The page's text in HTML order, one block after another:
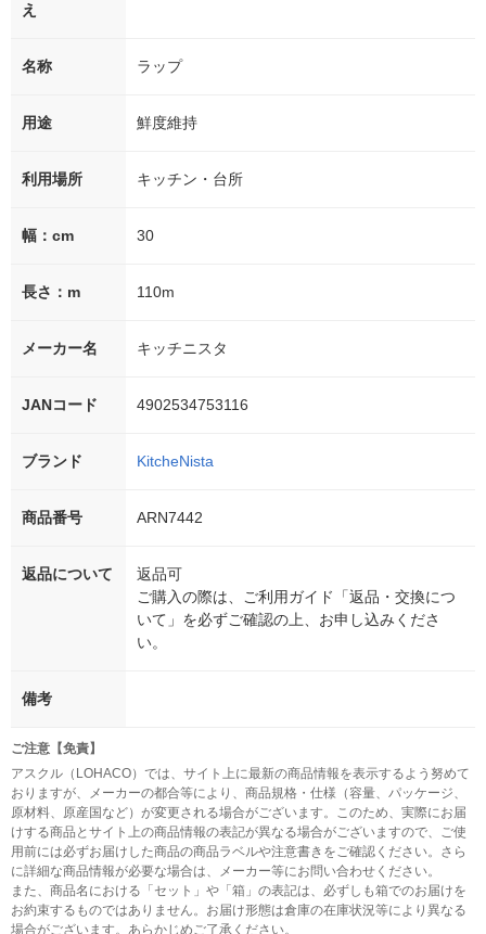
え
名称 ラップ
用途 鮮度維持
利用場所 キッチン・台所
幅：cm 30
長さ：m 110m
メーカー名 キッチニスタ
JANコード 4902534753116
ブランド KitcheNista
商品番号 ARN7442
返品について
返品可
ご購入の際は、ご利用ガイド「返品・交換につ
いて」を必ずご確認の上、お申し込みくださ
い。
備考
ご注意【免責】
アスクル（LOHACO）では、サイト上に最新の商品情報を表示するよう努めて
おりますが、メーカーの都合等により、商品規格・仕様（容量、パッケージ、
原材料、原産国など）が変更される場合がございます。このため、実際にお届
けする商品とサイト上の商品情報の表記が異なる場合がございますので、ご使
用前には必ずお届けした商品の商品ラベルや注意書きをご確認ください。さら
に詳細な商品情報が必要な場合は、メーカー等にお問い合わせください。
また、商品名における「セット」や「箱」の表記は、必ずしも箱でのお届けを
お約束するものではありません。お届け形態は倉庫の在庫状況等により異なる
場合がございます。あらかじめご了承ください。